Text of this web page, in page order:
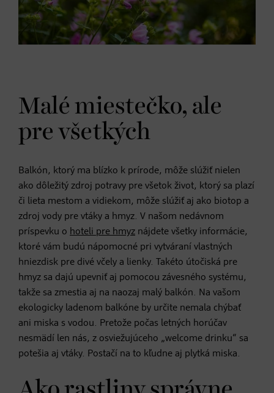
Malé miestečko, ale
pre všetkých
Balkón, ktorý ma blízko k prírode, môže slúžiť nielen
ako dôležitý zdroj potravy pre všetok život, ktorý sa plazí
či lieta mestom a vidiekom, môže slúžiť aj ako biotop a
zdroj vody pre vtáky a hmyz. V našom nedávnom
príspevku o hoteli pre hmyz nájdete všetky informácie,
ktoré vám budú nápomocné pri vytváraní vlastných
hniezdisk pre divé včely a lienky. Takéto útočiská pre
hmyz sa dajú upevniť aj pomocou závesného systému,
takže sa zmestia aj na naozaj malý balkón. Na vašom
ekologicky ladenom balkóne by určite nemala chýbať
ani miska s vodou. Pretože počas letných horúčav
nesmädí len nás, z osviežujúceho „welcome drinku“ sa
potešia aj vtáky. Postačí na to kľudne aj plytká miska.